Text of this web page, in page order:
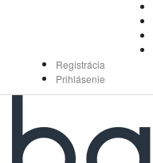
Registrácia
Prihlásenie